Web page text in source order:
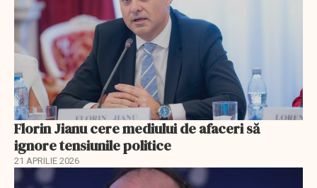
Florin Jianu cere mediului de afaceri să
ignore tensiunile politice
21 APRILIE 2026
EXCLUSIV